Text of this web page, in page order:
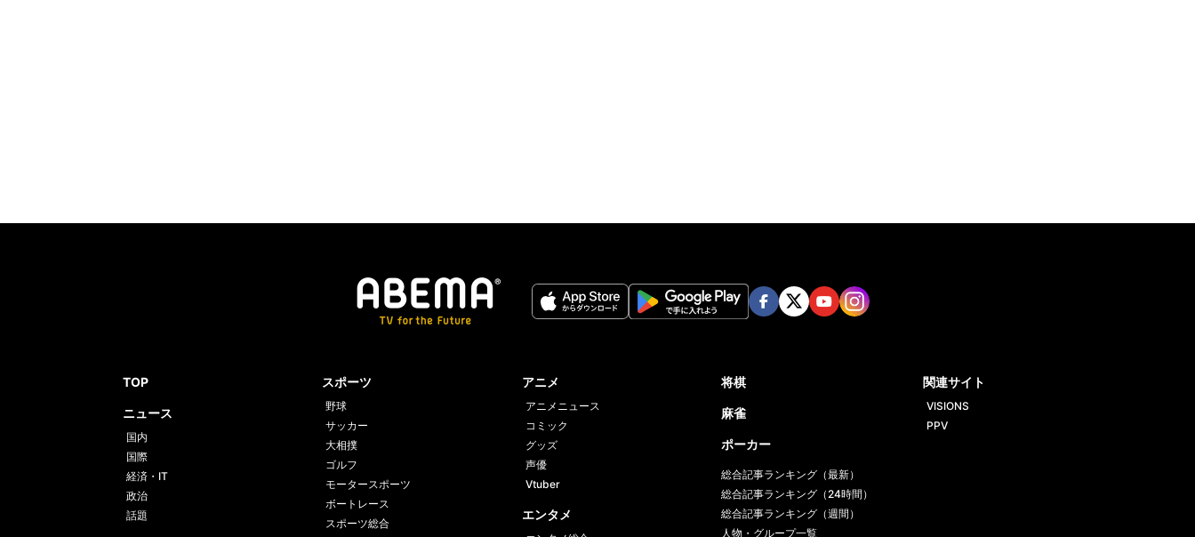
TOP
ニュース
国内
国際
経済・IT
政治
話題
スポーツ
野球
サッカー
大相撲
ゴルフ
モータースポーツ
ボートレース
スポーツ総合
アニメ
アニメニュース
コミック
グッズ
声優
Vtuber
エンタメ
将棋
麻雀
ポーカー
総合記事ランキング（最新）
総合記事ランキング（24時間）
総合記事ランキング（週間）
人物・グループ一覧
関連サイト
VISIONS
PPV